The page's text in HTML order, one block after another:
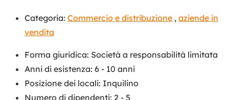
Categoria: Commercio e distribuzione , aziende in
vendita
Forma giuridica: Società a responsabilità limitata
Anni di esistenza: 6 - 10 anni
Posizione dei locali: Inquilino
Numero di dipendenti: 2 - 5